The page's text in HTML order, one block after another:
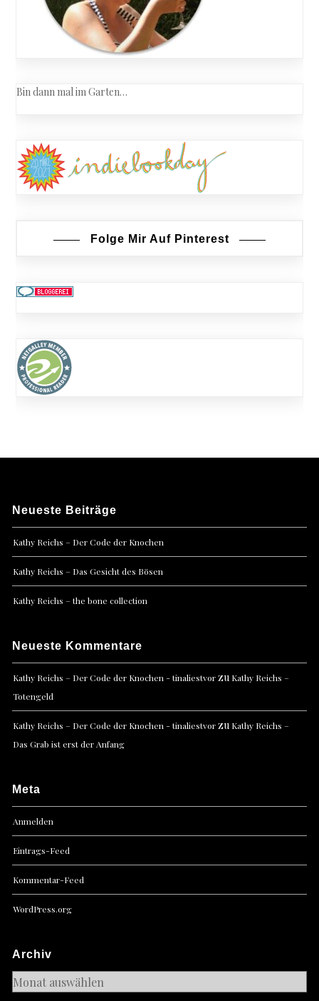
Bin dann mal im Garten…
Folge Mir Auf Pinterest
Neueste Beiträge
Kathy Reichs – Der Code der Knochen
Kathy Reichs – Das Gesicht des Bösen
Kathy Reichs – the bone collection
Neueste Kommentare
Kathy Reichs – Der Code der Knochen - tinaliestvorzu Kathy Reichs –
Totengeld
Kathy Reichs – Der Code der Knochen - tinaliestvorzu Kathy Reichs –
Das Grab ist erst der Anfang
Meta
Anmelden
Eintrags-Feed
Kommentar-Feed
WordPress.org
Archiv
Archiv